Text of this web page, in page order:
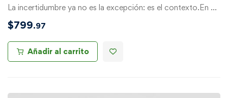
La incertidumbre ya no es la excepción: es el contexto.En …
$799.97
Añadir al carrito